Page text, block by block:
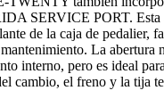
SERVICE PORT. Esta
de la caja de pedalier,
La abertura
interno, pero es ideal
cambio, el freno y la tija